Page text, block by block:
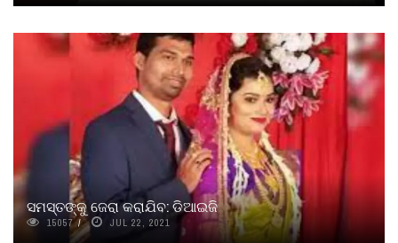
ସମସ୍ତଙ୍କୁ ଜେରା କରାଯିବ: ଡିଆଇଜି
15057 JUL 22, 2021